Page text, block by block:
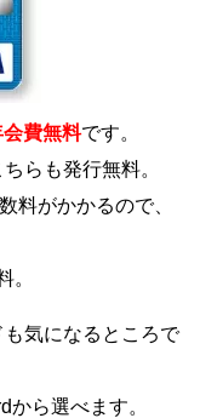
会費無料です。
らも発行無料。
料がかかるので、
。
気になるところで
ら選べます。